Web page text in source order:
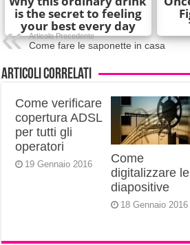
Articolo Precedente
Come fare le saponette in casa
Articoli correlati
Come verificare
copertura ADSL
per tutti gli
operatori
19 Gennaio 2016
Come
digitalizzare le
diapositive
18 Gennaio 2016